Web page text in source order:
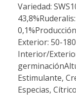
Variedad:
Exterior: 50-
Interior/
Estimulante,
Especias,